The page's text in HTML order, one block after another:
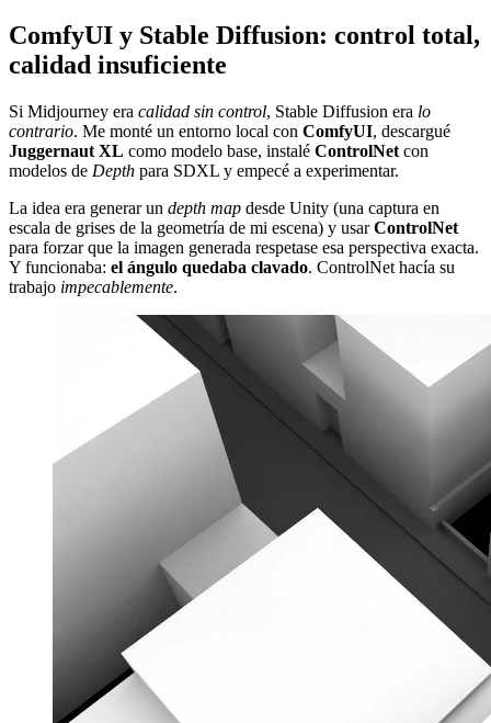
ComfyUI y Stable Diffusion: control total,
calidad insuficiente
Si Midjourney era calidad sin control, Stable Diffusion era lo
contrario. Me monté un entorno local con ComfyUI, descargué
Juggernaut XL como modelo base, instalé ControlNet con
modelos de Depth para SDXL y empecé a experimentar.
La idea era generar un depth map desde Unity (una captura en
escala de grises de la geometría de mi escena) y usarControlNet
para forzar que la imagen generada respetase esa perspectiva exacta.
Y funcionaba: el ángulo quedaba clavado. ControlNet hacía su
trabajo impecablemente.